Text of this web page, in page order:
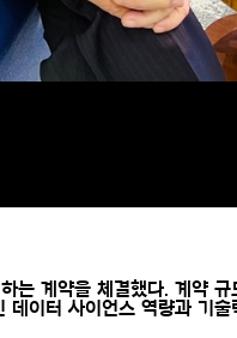
약을 체결했다. 계약 규모
이터 사이언스 역량과 기술